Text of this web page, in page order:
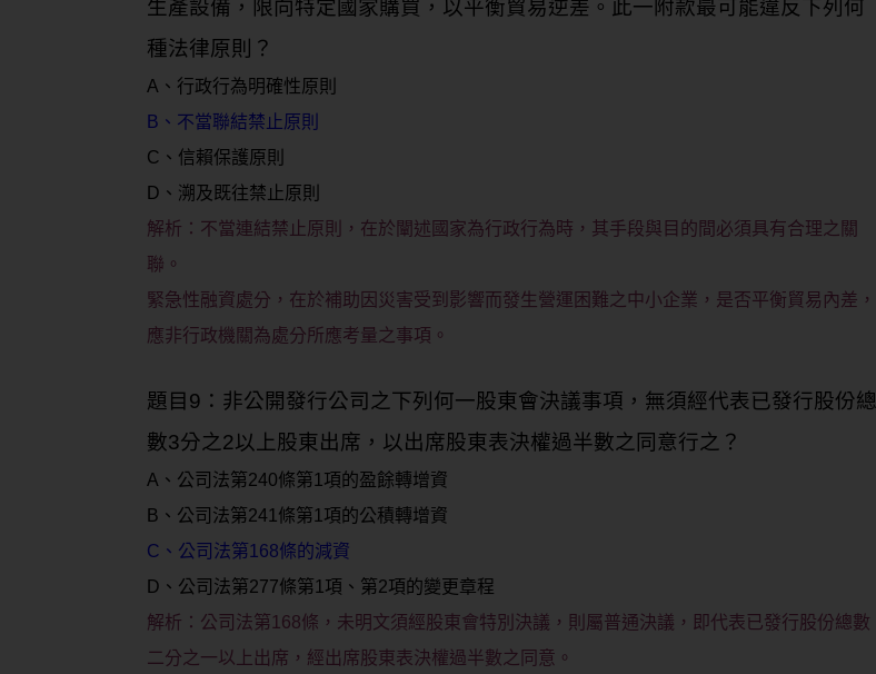
生產設備，限向特定國家購買，以平衡貿易逆差。此一附款最可能違反下列何
種法律原則？
A、行政行為明確性原則
B、不當聯結禁止原則
C、信賴保護原則
D、溯及既往禁止原則
解析： 不當連結禁止原則，在於闡述國家為行政行為時，其手段與目的間必須具有合理之關
聯。
緊急性融資處分，在於補助因災害受到影響而發生營運困難之中小企業，是否平衡貿易內差，
應非行政機關為處分所應考量之事項。
題目9：非公開發行公司之下列何一股東會決議事項，無須經代表已發行股份總
數3分之2以上股東出席，以出席股東表決權過半數之同意行之？
A、公司法第240條第1項的盈餘轉增資
B、公司法第241條第1項的公積轉增資
C、公司法第168條的減資
D、公司法第277條第1項、第2項的變更章程
解析： 公司法第168條，未明文須經股東會特別決議，則屬普通決議，即代表已發行股份總數
二分之一以上出席，經出席股東表決權過半數之同意。